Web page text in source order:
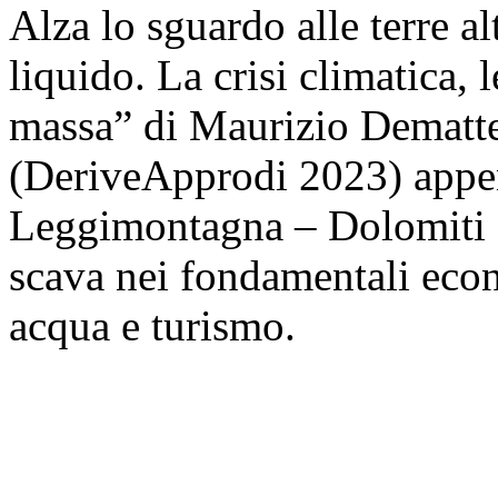
Alza lo sguardo alle terre
liquido. La crisi climatica,
massa” di Maurizio
(DeriveApprodi 2023)
Leggimontagna –
scava nei fondamentali
acqua e turismo.